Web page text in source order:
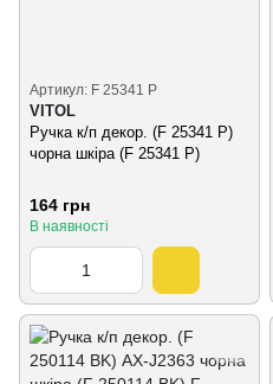
Артикул: F 25341 P
VITOL
Ручка к/п декор. (F 25341 P)
чорна шкіра (F 25341 P)
164 грн
В наявності